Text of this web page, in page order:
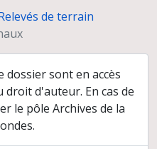
gestion de la mission
publications
de Ben Shemen
sous la direction de Catherine Commenge
de terrain
dossier sont en accès
d'auteur. En cas de
le pôle Archives de la